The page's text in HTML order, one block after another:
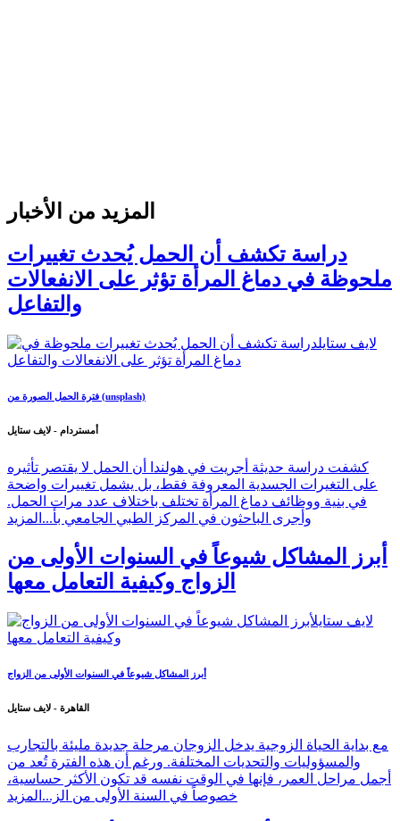
المزيد من الأخبار
دراسة تكشف أن الحمل يُحدث تغييرات
ملحوظة في دماغ المرأة تؤثر على الانفعالات
والتفاعل
فترة الحمل الصورة من (unsplash)
أمستردام - لايف ستايل
كشفت دراسة حديثة أجريت في هولندا أن الحمل لا يقتصر تأثيره
على التغيرات الجسدية المعروفة فقط، بل يشمل تغييرات واضحة
في بنية ووظائف دماغ المرأة تختلف باختلاف عدد مرات الحمل.
وأجرى الباحثون في المركز الطبي الجامعي بأ... المزيد
أبرز المشاكل شيوعاً في السنوات الأولى من
الزواج وكيفية التعامل معها
أبرز المشاكل شيوعاً في السنوات الأولى من الزواج
القاهرة - لايف ستايل
مع بداية الحياة الزوجية يدخل الزوجان مرحلة جديدة مليئة بالتجارب
والمسؤوليات والتحديات المختلفة. ورغم أن هذه الفترة تُعد من
أجمل مراحل العمر، فإنها في الوقت نفسه قد تكون الأكثر حساسية،
خصوصاً في السنة الأولى من الز... المزيد